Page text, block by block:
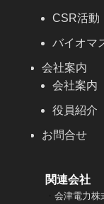
CSR活動
バイオマ
会社案内
会社案内
役員紹介
お問合せ
関連会社
会津電力株